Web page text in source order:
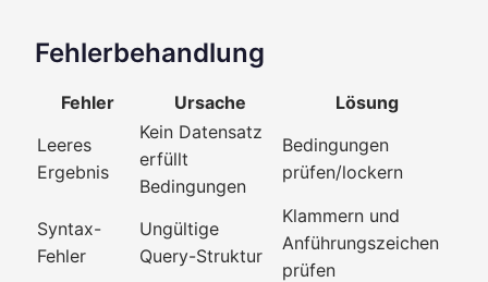
Fehlerbehandlung
Fehler Ursache
Lösung
Leeres
Ergebnis
Kein Datensatz
erfüllt
Bedingungen
Bedingungen
prüfen/lockern
Syntax-
Fehler
Ungültige
Query-Struktur
Klammern und
Anführungszeichen
prüfen